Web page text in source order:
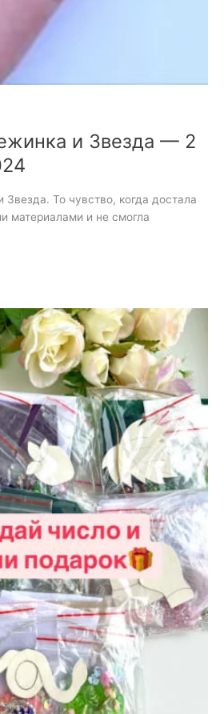
и Звезда — 2
То чувство, когда достала
материалами и не смогла